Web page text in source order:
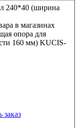
в магазинах
опора для
160 мм) KUCIS-